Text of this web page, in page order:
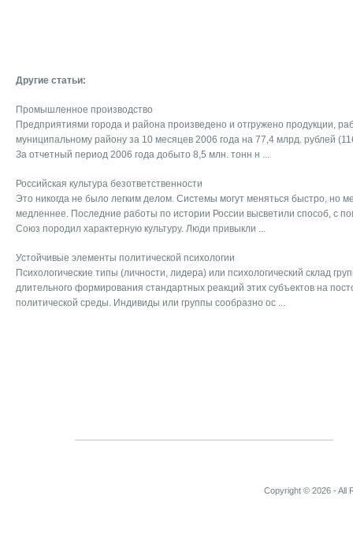
Другие статьи:
Промышленное производство
Предприятиями города и района произведено и отгружено продукции,
муниципальному району за 10 месяцев 2006 года на 77,4 млрд. рублей
За отчетный период 2006 года добыто 8,5 млн. тонн н ...
Российская культура безответственности
Это никогда не было легким делом. Системы могут меняться быстро, но
медленнее. Последние работы по истории России высветили способ, с
Союз породил характерную культуру. Люди привыкли ...
Устойчивые элементы политической психологии
Психологические типы (личности, лидера) или психологический склад
длительного формирования стандартных реакций этих субъектов на
политической среды. Индивиды или группы сообразно ос ...
Copyright © 2026 - All